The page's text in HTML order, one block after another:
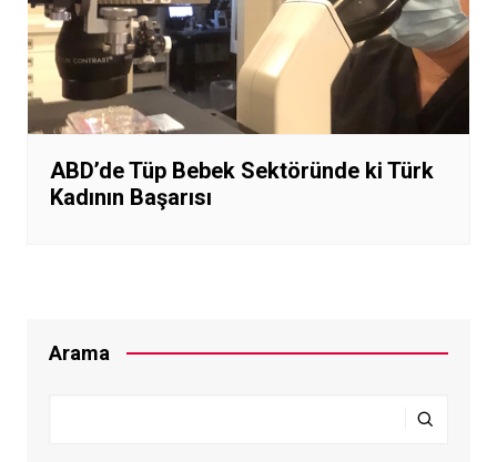
ABD’de Tüp Bebek Sektöründe ki Türk
Kadının Başarısı
Arama